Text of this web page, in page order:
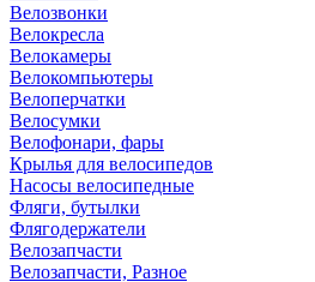
Велозвонки
Велокресла
Велокамеры
Велокомпьютеры
Велоперчатки
Велосумки
Велофонари, фары
Крылья для велосипедов
Насосы велосипедные
Фляги, бутылки
Флягодержатели
Велозапчасти
Велозапчасти, Разное